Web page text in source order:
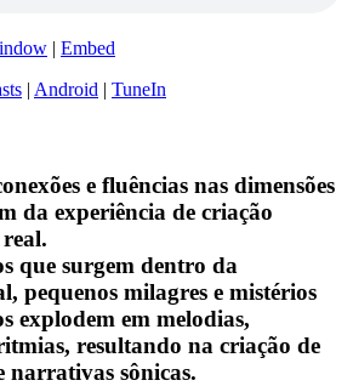
| Embed
| Android | TuneIn
e fluências nas dimensões
da experiência de criação
que surgem dentro da
pequenos milagres e mistérios
explodem em melodias,
resultando na criação de
narrativas sônicas.